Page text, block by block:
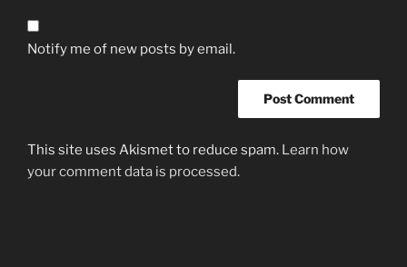
Notify me of new posts by email.
This site uses Akismet to reduce spam. Learn how
your comment data is processed.